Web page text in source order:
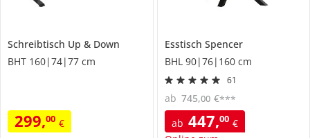
Schreibtisch Up & Down
BHT 160|74|77 cm
299,00 €
Esstisch Spencer
BHL 90|76|160 cm
61
ab 447,00 €
ab 745,00 €***